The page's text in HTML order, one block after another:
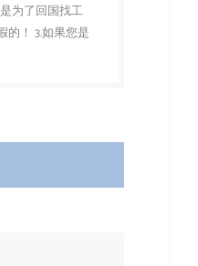
为了回国找工
！ 3.如果您是